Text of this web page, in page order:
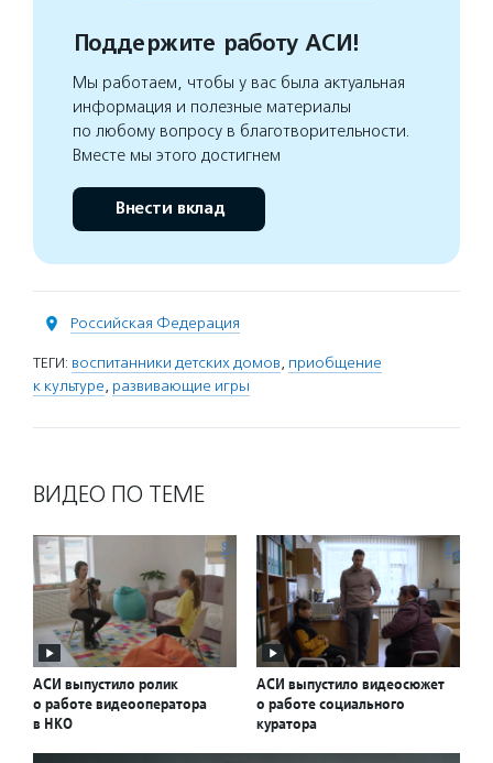
Поддержите работу АСИ!
Мы работаем, чтобы у вас была актуальная
информация и полезные материалы
по любому вопросу в благотворительности.
Вместе мы этого достигнем
Внести вклад
Российская Федерация
ТЕГИ: воспитанники детских домов, приобщение
к культуре, развивающие игры
ВИДЕО ПО ТЕМЕ
АСИ выпустило ролик
о работе видеооператора
в НКО
АСИ выпустило видеосюжет
о работе социального
куратора